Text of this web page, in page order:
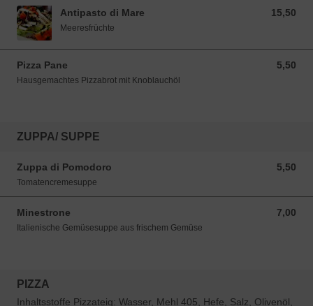
Antipasto di Mare 15,50
15,50 EUR
Meeresfrüchte
Pizza Pane 5,50
5,50 EUR
Hausgemachtes Pizzabrot mit Knoblauchöl
ZUPPA/ SUPPE
Zuppa di Pomodoro 5,50
5,50 EUR
Tomatencremesuppe
Minestrone 7,00
7,00 EUR
Italienische Gemüsesuppe aus frischem Gemüse
PIZZA
Inhaltsstoffe Pizzateig: Wasser, Mehl 405, Hefe, Salz, Olivenöl,